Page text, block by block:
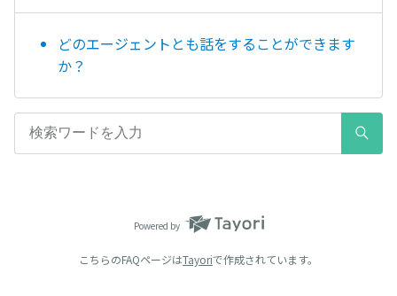
どのエージェントとも話をすることができます
か？
Powered by
こちらのFAQページはTayoriで作成されています。